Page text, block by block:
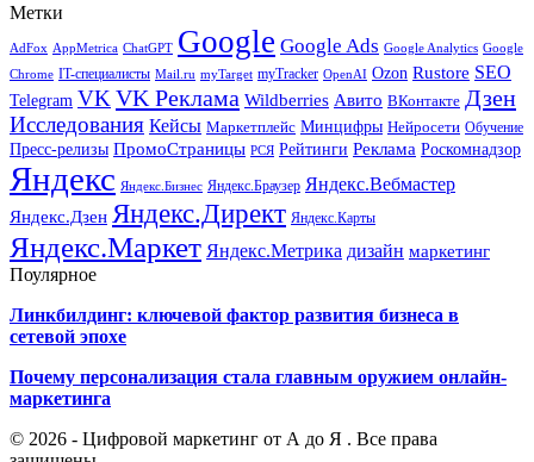
Метки
AdFox AppMetrica ChatGPT Google Google Ads Google Analytics Google
Chrome IT-специалисты Mail.ru myTarget myTracker OpenAI Ozon Rustore SEO
Telegram VK VK Реклама Wildberries Авито ВКонтакте Дзен
Исследования Кейсы Маркетплейс Минцифры Нейросети Обучение
Пресс-релизы ПромоСтраницы РСЯ Рейтинги Реклама Роскомнадзор
Яндекс Яндекс.Бизнес Яндекс.Браузер Яндекс.Вебмастер
Яндекс.Дзен Яндекс.Директ Яндекс.Карты
Яндекс.Маркет Яндекс.Метрика дизайн маркетинг
Поулярное
Линкбилдинг: ключевой фактор развития бизнеса в
сетевой эпохе
Почему персонализация стала главным оружием онлайн-
маркетинга
© 2026 - Цифровой маркетинг от А до Я . Все права